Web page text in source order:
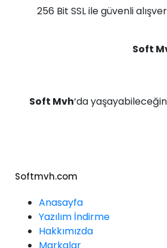
256 Bit SSL ile güvenli
Soft
Soft Mvh‘da
Softmvh.com
Anasayfa
Yazılım İndirme
Hakkımızda